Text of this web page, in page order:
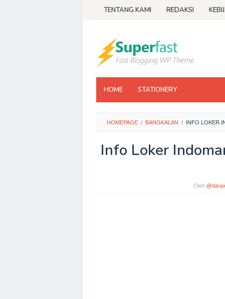
TENTANG KAMI REDAKSI
HOME STATIONERY
HOMEPAGE / BANGKALAN / INFO LOKER
Info Loker
Oleh